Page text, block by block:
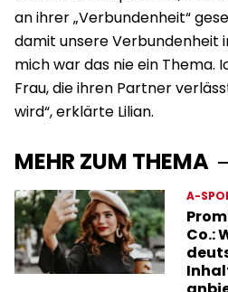
an ihrer „Verbundenheit“
damit unsere Verbundenheit
mich war das nie ein Thema.
Frau, die ihren Partner
wird“, erklärte Lilian.
MEHR ZUM THEMA
A-
Co.: